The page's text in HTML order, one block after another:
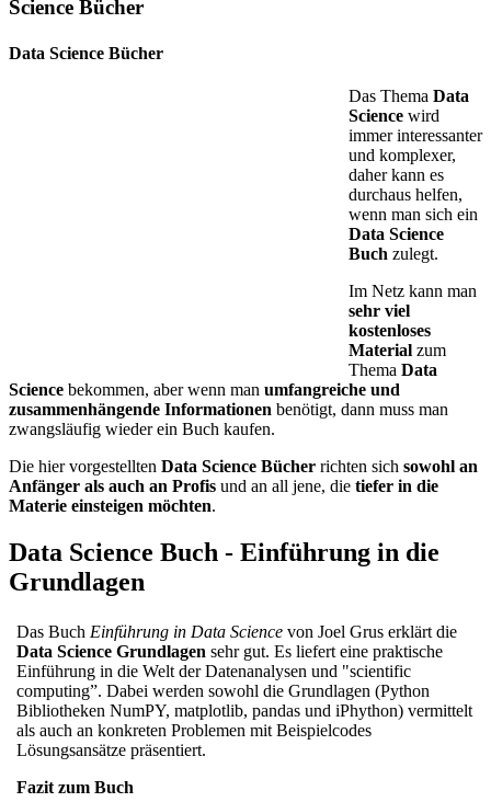
Science Bücher
Data Science Bücher
Das Thema Data
Science wird
immer interessanter
und komplexer,
daher kann es
durchaus helfen,
wenn man sich ein
Data Science
Buch zulegt.
Im Netz kann man
sehr viel
kostenloses
Material zum
Thema Data
Science bekommen, aber wenn man umfangreiche und
zusammenhängende Informationen benötigt, dann muss man
zwangsläufig wieder ein Buch kaufen.
Die hier vorgestellten Data Science Bücher richten sich sowohl an
Anfänger als auch an Profis und an all jene, die tiefer in die
Materie einsteigen möchten.
Data Science Buch - Einführung in die
Grundlagen
Das Buch Einführung in Data Science von Joel Grus erklärt die
Data Science Grundlagen sehr gut. Es liefert eine praktische
Einführung in die Welt der Datenanalysen und "scientific
computing”. Dabei werden sowohl die Grundlagen (Python
Bibliotheken NumPY, matplotlib, pandas und iPhython) vermittelt
als auch an konkreten Problemen mit Beispielcodes
Lösungsansätze präsentiert.
Fazit zum Buch